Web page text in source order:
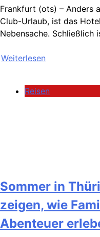
Frankfurt (ots) – Anders
Club-Urlaub, ist das
Nebensache. Schließlich
Weiterlesen
Reisen
Sommer in
zeigen, wie
Abenteuer